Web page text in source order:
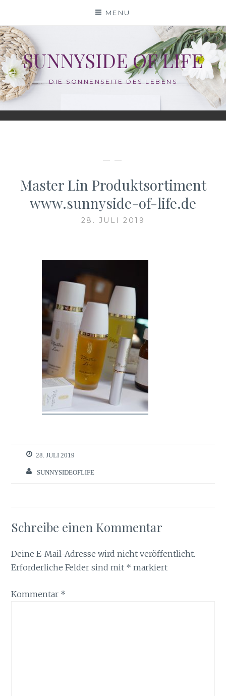
content
MENU
SUNNYSIDE OF LIFE
DIE SONNENSEITE DES LEBENS
— —
Master Lin Produktsortiment
www.sunnyside-of-life.de
28. JULI 2019
28. JULI 2019
SUNNYSIDEOFLIFE
Schreibe einen Kommentar
Deine E-Mail-Adresse wird nicht veröffentlicht.
Erforderliche Felder sind mit * markiert
Kommentar *